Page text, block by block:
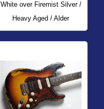
White over Firemist Silver /
Heavy Aged / Alder